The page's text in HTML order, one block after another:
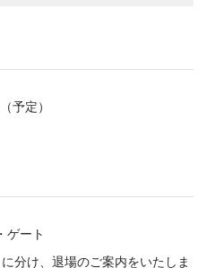
予定）
ゲート
分け、退場のご案内をいたしま